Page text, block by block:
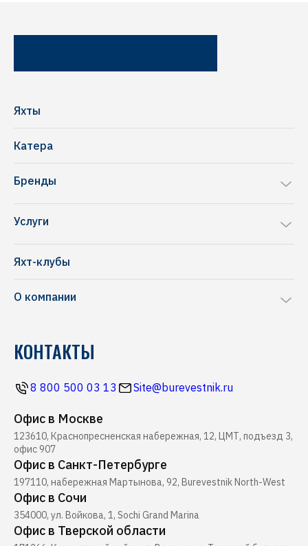
Яхты
Катера
Бренды
Frauscher
Ferretti
Все бренды
Услуги
Комиссионная продажа
Строительство марин
Журнал Yachting
Хелипорт Буревестник
Seabob
Яхт-клубы
О компании
Новости
КОНТАКТЫ
8 800 500 03 13 Site@burevestnik.ru
Офис в Москве
123610, Краснопресненская набережная, 12, ЦМТ, подъезд 3,
офис 907
Офис в Санкт-Петербурге
197110, набережная Мартынова, 92, Burevestnik North-West
Офис в Сочи
354000, ул. Войкова, 1, Sochi Grand Marina
Офис в Тверской области